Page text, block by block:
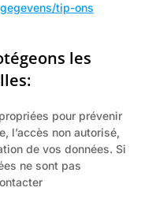
tip-ons
les
pour prévenir
l’accès non autorisé,
de vos données. Si
ne sont pas